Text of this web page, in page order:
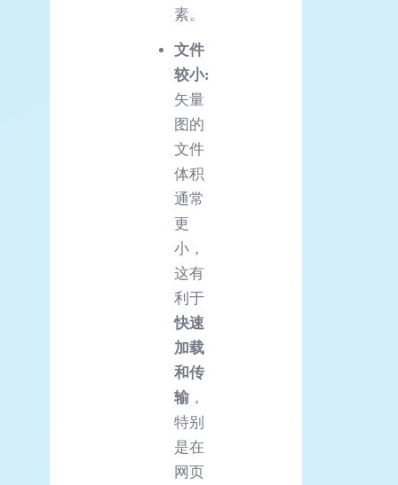
素。
文件
较小:
矢量
图的
文件
体积
通常
更
小，
这有
利于
快速
加载
和传
输 ，
特别
是在
网页